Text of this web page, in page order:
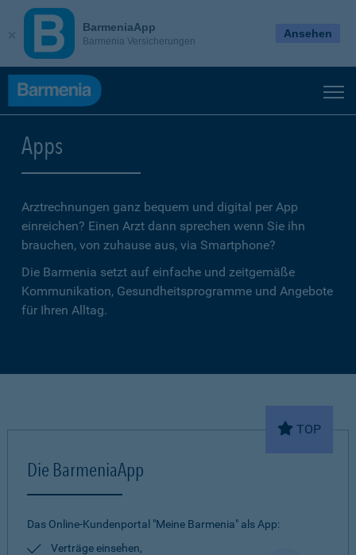
Apps
Arztrechnungen ganz bequem und digital per App
einreichen? Einen Arzt dann sprechen wenn Sie ihn
brauchen, von zuhause aus, via Smartphone?
Die Barmenia setzt auf einfache und zeitgemäße
Kommunikation, Gesundheitsprogramme und Angebote
für Ihren Alltag.
TOP
Die BarmeniaApp
Das Online-Kundenportal "Meine Barmenia" als App:
Verträge einsehen,
BarmeniaApp
Barmenia Versicherungen
Ansehen